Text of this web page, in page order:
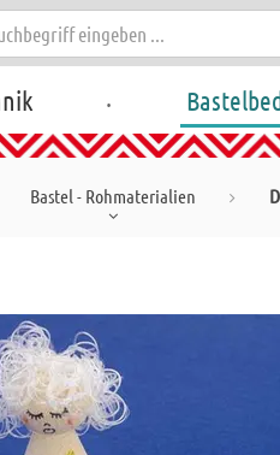
.
Bastel - Rohmaterialien